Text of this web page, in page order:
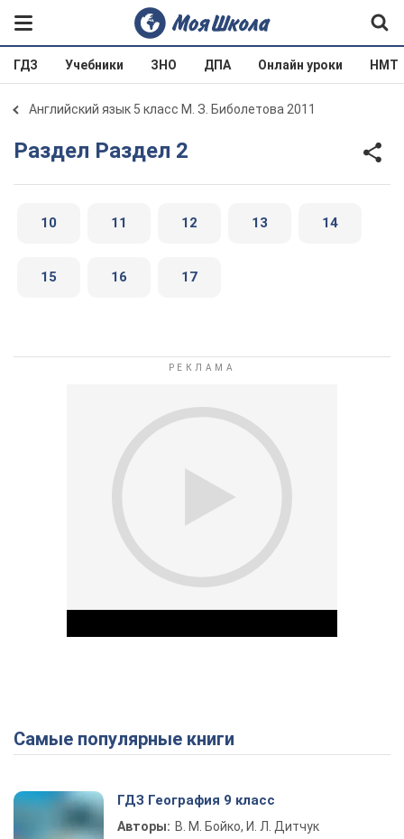
ГДЗ Учебники ЗНО ДПА Онлайн уроки НМТ
Английский язык 5 класс М. З. Биболетова 2011
Раздел Раздел 2
10 11 12 13 14
15 16 17
Play Video
Самые популярные книги
ГДЗ География 9 класс
Авторы: В. М. Бойко, И. Л. Дитчук